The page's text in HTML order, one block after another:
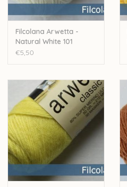
Filcolana Arwetta -
Natural White 101
€5,50